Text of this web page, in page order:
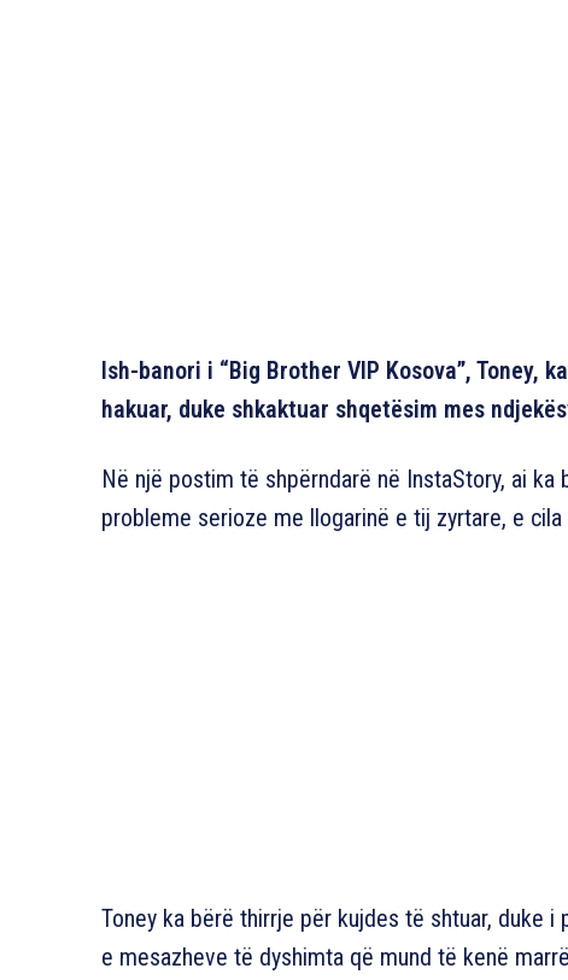
Ish-banori i “Big Brother VIP Kosova”,
hakuar, duke shkaktuar shqetësim mes
Në një postim të shpërndarë në InstaStory, ai
probleme serioze me llogarinë e tij zyrtare, e
Toney ka bërë thirrje për kujdes të shtuar, duke
e mesazheve të dyshimta që mund të kenë